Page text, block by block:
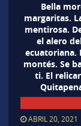
Bella
margaritas.
mentirosa.
el alero
ecuatoriana.
montés. Se
ti. El
ABRIL 20, 2021